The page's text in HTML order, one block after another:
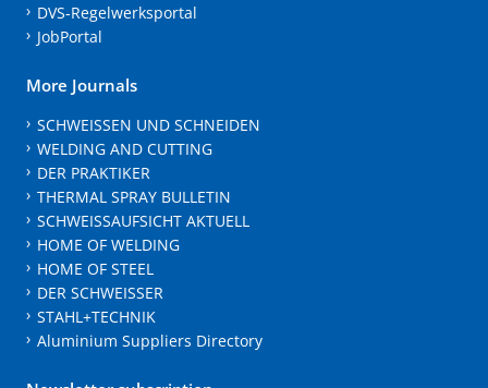
DVS-Regelwerksportal
JobPortal
More Journals
SCHWEISSEN UND SCHNEIDEN
WELDING AND CUTTING
DER PRAKTIKER
THERMAL SPRAY BULLETIN
SCHWEISSAUFSICHT AKTUELL
HOME OF WELDING
HOME OF STEEL
DER SCHWEISSER
STAHL+TECHNIK
Aluminium Suppliers Directory